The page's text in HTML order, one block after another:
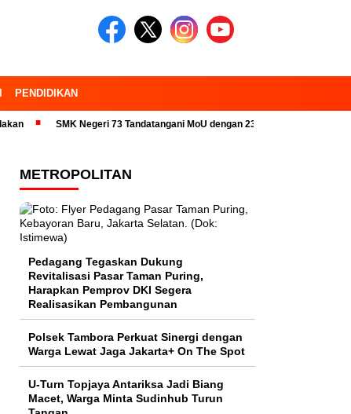
PENDIDIKAN
SMK Negeri 73 Tandatangani MoU dengan 23 Industri Pariwisata dan
METROPOLITAN
Pedagang Tegaskan Dukung
Revitalisasi Pasar Taman Puring,
Harapkan Pemprov DKI Segera
Realisasikan Pembangunan
Polsek Tambora Perkuat Sinergi dengan
Warga Lewat Jaga Jakarta+ On The Spot
U-Turn Topjaya Antariksa Jadi Biang
Macet, Warga Minta Sudinhub Turun